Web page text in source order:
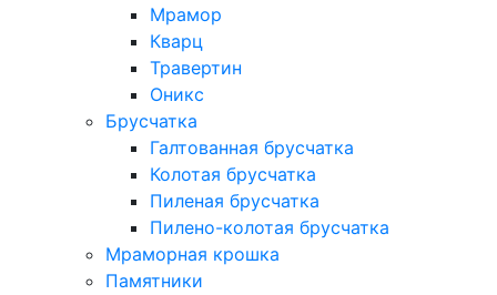
Мрамор
Кварц
Травертин
Оникс
Брусчатка
Галтованная брусчатка
Колотая брусчатка
Пиленая брусчатка
Пилено-колотая брусчатка
Мраморная крошка
Памятники